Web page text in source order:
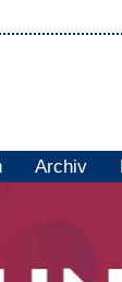
Archiv